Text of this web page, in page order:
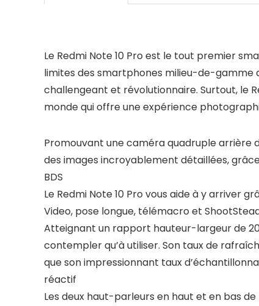
Le Redmi Note 10 Pro est le tout premier
limites des smartphones milieu-de-gamme
challengeant et révolutionnaire. Surtout, le
monde qui offre une expérience
Promouvant une caméra quadruple arrière
des images incroyablement détaillées, grâce
BDS
Le Redmi Note 10 Pro vous aide à y arriver
Video, pose longue, télémacro et
Atteignant un rapport hauteur-largeur de 20
contempler qu’à utiliser. Son taux de
que son impressionnant taux
réactif
Les deux haut-parleurs en haut et en bas